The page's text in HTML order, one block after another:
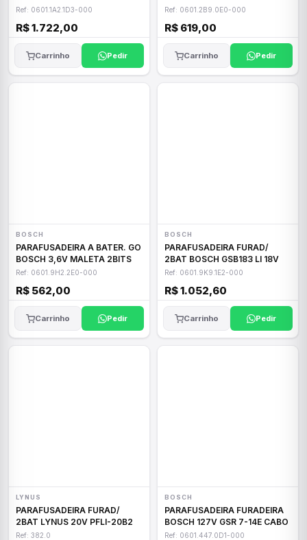
Ref: 0601.1A2.1D3-000
R$ 1.722,00
Carrinho Pedir
Ref: 0601.2B9.0E0-000
R$ 619,00
Carrinho Pedir
BOSCH
PARAFUSADEIRA A BATER. GO
BOSCH 3,6V MALETA 2BITS
Ref: 0601.9H2.2E0-000
R$ 562,00
Carrinho Pedir
BOSCH
PARAFUSADEIRA FURAD/
2BAT BOSCH GSB183 LI 18V
Ref: 0601.9K9.1E2-000
R$ 1.052,60
Carrinho Pedir
LYNUS
PARAFUSADEIRA FURAD/
2BAT LYNUS 20V PFLI-20B2
Ref: 382.0
BOSCH
PARAFUSADEIRA FURADEIRA
BOSCH 127V GSR 7-14E CABO
Ref: 0601.447.0D1-000